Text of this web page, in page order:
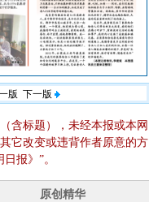
版 下一版
含标题），未经本报或本网
它改变或违背作者原意的方
报》”。